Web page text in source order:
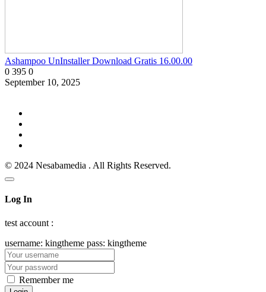
Ashampoo UnInstaller Download Gratis 16.00.00
0 395 0
September 10, 2025
© 2024 Nesabamedia . All Rights Reserved.
Log In
test account :
username: kingtheme pass: kingtheme
Remember me